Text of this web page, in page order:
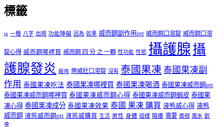
標籤
ig 一種 八字 出現 功能障礙 因為 如果 威而鋼副作用ptt 威而鋼口溶錠 威而鋼口溶
錠心得 威而鋼哪裡買 威而鋼 四 分 之 一顆 性功能 性慾 攝護腺 攝
護腺發炎
服用 樂威壯口溶錠 沒有 泰國果凍 泰國果凍副
作用 泰國果凍吃法 泰國果凍哪裡買 泰國果凍喝酒 泰國果凍威而鋼ptt
泰國果凍威而鋼哪裡買 泰國果凍威而鋼心得 泰國果凍威而鋼蝦皮 泰國果
凍心得 泰國果凍成分 泰國果凍效果 泰國 果凍 購買 液態威心得 液態
威而鋼 液態威而鋼ptt 液態威購買 生活 男性 身體 這樣 陽痿 需要 面相 風水 飲
食